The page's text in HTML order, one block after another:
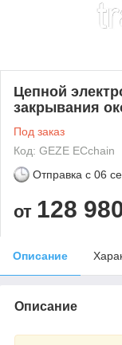
Цепной
закрывания
Под заказ
Код: GEZE ECchain
Отправка с 06
от 128
Описание
Описание